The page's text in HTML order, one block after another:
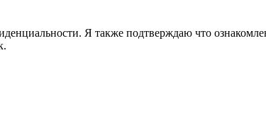
Я также подтверждаю что